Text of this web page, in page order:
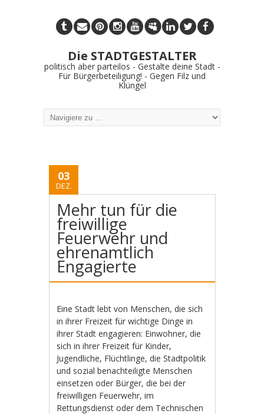
Die STADTGESTALTER
politisch aber parteilos - Gestalte deine Stadt -
Für Bürgerbeteiligung! - Gegen Filz und
Klüngel
03
DEZ.
Mehr tun für die
freiwillige
Feuerwehr und
ehrenamtlich
Engagierte
Eine Stadt lebt von Menschen, die sich
in ihrer Freizeit für wichtige Dinge in
ihrer Stadt engagieren: Einwohner, die
sich in ihrer Freizeit für Kinder,
Jugendliche, Flüchtlinge, die Stadtpolitik
und sozial benachteiligte Menschen
einsetzen oder Bürger, die bei der
freiwilligen Feuerwehr, im
Rettungsdienst oder dem Technischen